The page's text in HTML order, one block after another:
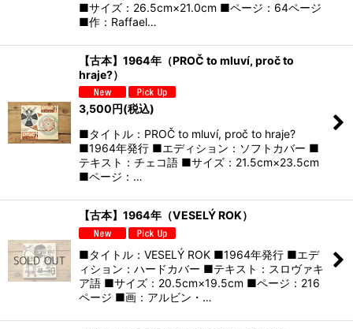
■サイズ：26.5cm×21.0cm ■ページ：64ページ
■作：Raffael…
【古本】1964年（PROČ to mluví, proč to
hraje?）
3,500 円(税込)
■タイトル：PROČ to mluví, proč to hraje?
■1964年発行 ■エディション：ソフトカバー ■
テキスト：チェコ語 ■サイズ：21.5cm×23.5cm
■ページ：…
【古本】1964年（VESELÝ ROK）
■タイトル：VESELÝ ROK ■1964年発行 ■エデ
ィション：ハードカバー ■テキスト：スロヴァキ
ア語 ■サイズ：20.5cm×19.5cm ■ページ：216
ページ ■画：アルビン・…